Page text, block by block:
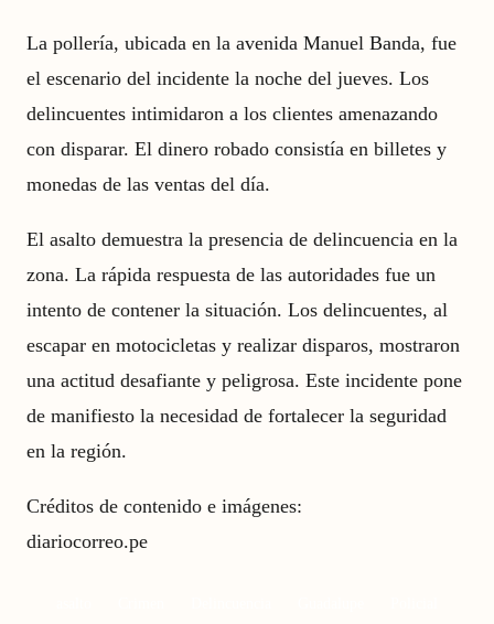
La pollería, ubicada en la avenida Manuel Banda, fue
el escenario del incidente la noche del jueves. Los
delincuentes intimidaron a los clientes amenazando
con disparar. El dinero robado consistía en billetes y
monedas de las ventas del día.
El asalto demuestra la presencia de delincuencia en la
zona. La rápida respuesta de las autoridades fue un
intento de contener la situación. Los delincuentes, al
escapar en motocicletas y realizar disparos, mostraron
una actitud desafiante y peligrosa. Este incidente pone
de manifiesto la necesidad de fortalecer la seguridad
en la región.
Créditos de contenido e imágenes:
diariocorreo.pe